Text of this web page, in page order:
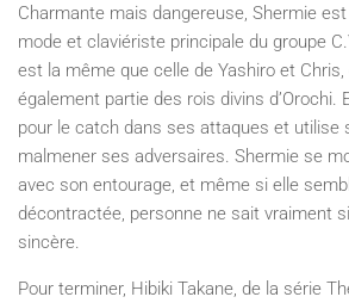
Charmante mais dangereuse, Shermie
mode et claviériste principale du groupe
est la même que celle de Yashiro et
également partie des rois divins d’Orochi.
pour le catch dans ses attaques et utilise
malmener ses adversaires. Shermie se
avec son entourage, et même si elle
décontractée, personne ne sait vraiment
sincère.
Pour terminer, Hibiki Takane, de la série